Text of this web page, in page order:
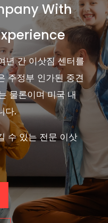
With
년 간 이삿짐 센터를
주정부 인가된 중견
물론이며 미국 내
다.
수 있는 전문 이삿